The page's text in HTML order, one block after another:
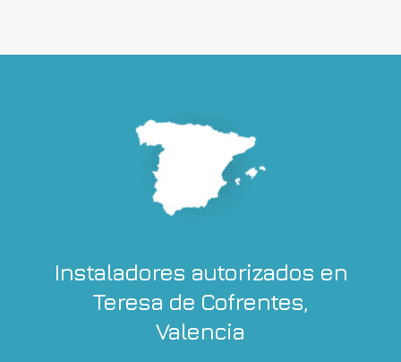
Instaladores autorizados en
Teresa de Cofrentes,
Valencia